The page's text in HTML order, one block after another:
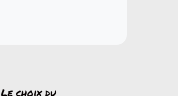
Le choix du